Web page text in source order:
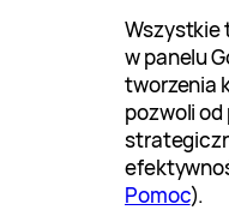
Wszystkie
w panelu
tworzenia
pozwoli
Pomoc).